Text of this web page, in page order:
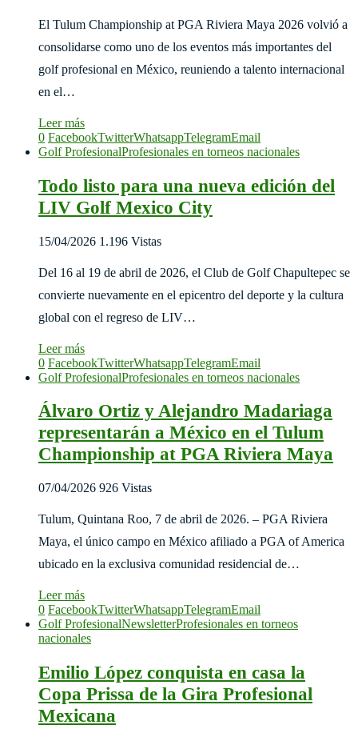
El Tulum Championship at PGA Riviera Maya 2026 volvió a
consolidarse como uno de los eventos más importantes del
golf profesional en México, reuniendo a talento internacional
en el…
Leer más
0 FacebookTwitterWhatsappTelegramEmail
Golf ProfesionalProfesionales en torneos nacionales
Todo listo para una nueva edición del
LIV Golf Mexico City
15/04/2026 1.196 Vistas
Del 16 al 19 de abril de 2026, el Club de Golf Chapultepec se
convierte nuevamente en el epicentro del deporte y la cultura
global con el regreso de LIV…
Leer más
0 FacebookTwitterWhatsappTelegramEmail
Golf ProfesionalProfesionales en torneos nacionales
Álvaro Ortiz y Alejandro Madariaga
representarán a México en el Tulum
Championship at PGA Riviera Maya
07/04/2026 926 Vistas
Tulum, Quintana Roo, 7 de abril de 2026. – PGA Riviera
Maya, el único campo en México afiliado a PGA of America
ubicado en la exclusiva comunidad residencial de…
Leer más
0 FacebookTwitterWhatsappTelegramEmail
Golf ProfesionalNewsletterProfesionales en torneos
nacionales
Emilio López conquista en casa la
Copa Prissa de la Gira Profesional
Mexicana